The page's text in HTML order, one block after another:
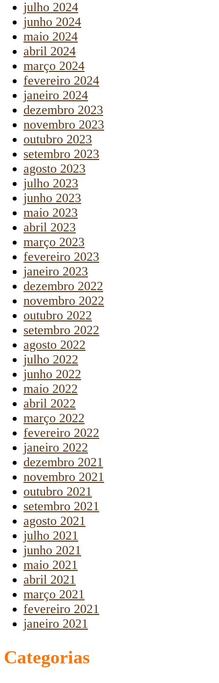
julho 2024
junho 2024
maio 2024
abril 2024
março 2024
fevereiro 2024
janeiro 2024
dezembro 2023
novembro 2023
outubro 2023
setembro 2023
agosto 2023
julho 2023
junho 2023
maio 2023
abril 2023
março 2023
fevereiro 2023
janeiro 2023
dezembro 2022
novembro 2022
outubro 2022
setembro 2022
agosto 2022
julho 2022
junho 2022
maio 2022
abril 2022
março 2022
fevereiro 2022
janeiro 2022
dezembro 2021
novembro 2021
outubro 2021
setembro 2021
agosto 2021
julho 2021
junho 2021
maio 2021
abril 2021
março 2021
fevereiro 2021
janeiro 2021
Categorias